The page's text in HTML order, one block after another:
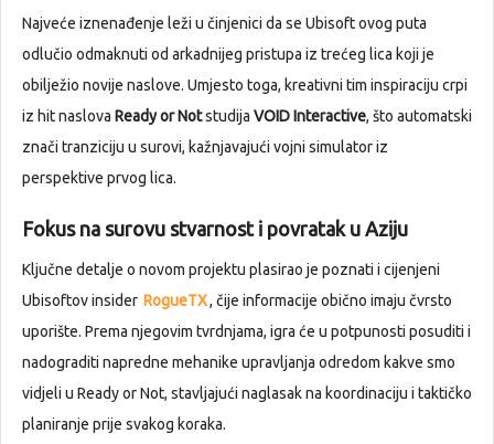
Najveće iznenađenje leži u činjenici da se Ubisoft ovog puta
odlučio odmaknuti od arkadnijeg pristupa iz trećeg lica koji je
obilježio novije naslove. Umjesto toga, kreativni tim inspiraciju crpi
iz hit naslova Ready or Notstudija VOID Interactive, što automatski
znači tranziciju u surovi, kažnjavajući vojni simulator iz
perspektive prvog lica.
Fokus na surovu stvarnost i povratak u Aziju
Ključne detalje o novom projektu plasirao je poznati i cijenjeni
Ubisoftov insider RogueTX, čije informacije obično imaju čvrsto
uporište. Prema njegovim tvrdnjama, igra će u potpunosti posuditi i
nadograditi napredne mehanike upravljanja odredom kakve smo
vidjeli u Ready or Not, stavljajući naglasak na koordinaciju i taktičko
planiranje prije svakog koraka.